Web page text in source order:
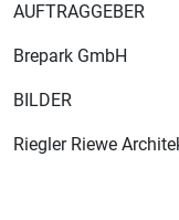
AUFTRAGGEBER
Brepark GmbH
BILDER
Riegler Riewe